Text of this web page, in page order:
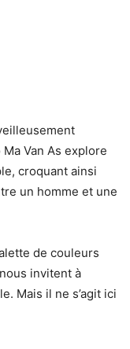
Van As explore
croquant ainsi
un homme et une
de couleurs
invitent à
Mais il ne s’agit ici